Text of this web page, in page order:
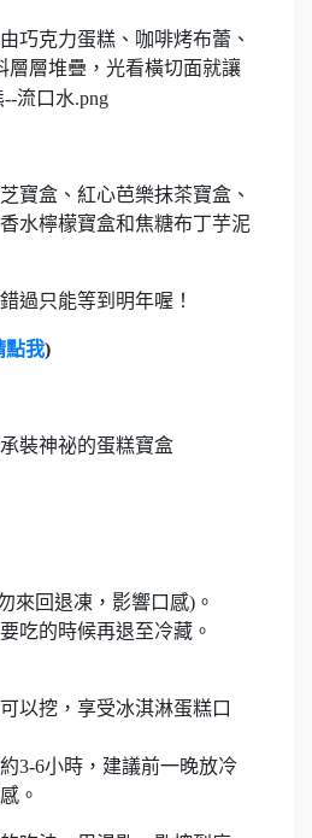
巧克力蛋糕、咖啡烤布蕾、
層層堆疊，光看橫切面就讓
寶盒、紅心芭樂抹茶寶盒、
水檸檬寶盒和焦糖布丁芋泥
過只能等到明年喔！
點我)
裝神祕的蛋糕寶盒
來回退凍，影響口感)。
吃的時候再退至冷藏。
以挖，享受冰淇淋蛋糕口
3-6小時，建議前一晚放冷
。